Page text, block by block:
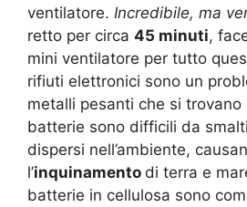
ventilatore. Incredibile, ma
retto per circa 45 minuti,
mini ventilatore per tutto
rifiuti elettronici sono un
metalli pesanti che si trovano
batterie sono difficili da
dispersi nell’ambiente,
l’inquinamento di terra e
batterie in cellulosa sono